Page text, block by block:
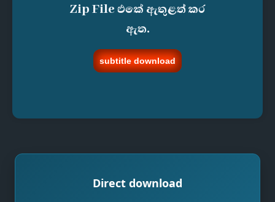
Zip File එකේ ඇතුළත් කර
ඇත.
subtitle download
Direct download